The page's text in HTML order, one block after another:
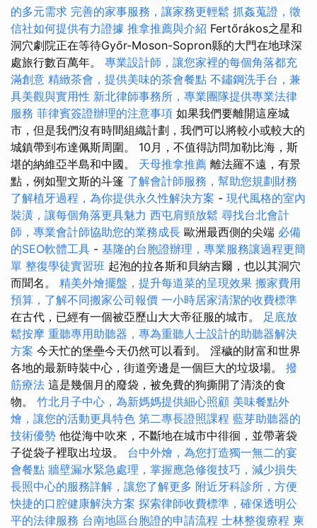
的多元需求 完善的家事服務，讓家務更輕鬆 抓姦蒐證，徵
信社如何提供有力證據 推拿推薦與介紹 Fertőrákos之星和
洞穴劇院正在等待Győr-Moson-Sopron縣的大門在地球深
處旅行數百萬年。 專業設計師，讓您家裡的每個角落都充
滿創意 精緻茶會，提供美味的茶會餐點 不鏽鋼洗手台，兼
具美觀與實用性 新北律師事務所，專業團隊提供專業法律
服務 菲律賓簽證辦理的注意事項 如果我們要離開這座城
市，但是我們沒有時間組織計劃，我們可以將較小或較大的
城鎮帶到布達佩斯周圍。 10月，不值得訪問加勒比海，斯
堪的納維亞半島和中國。 天母推拿推薦 離法羅不遠，有景
點，例如聖文斯的斗篷 了解會計師服務，幫助您規劃財務
了解植牙過程，為你提供永久性解決方案 - 現代風格的室內
裝潢，讓每個角落更具魅力 西屯肩頸放鬆 尋找台北會計
師，專業會計師協助您的業務成長 歐洲最西側的尖端 必備
的SEO軟體工具 - 基隆的台胞證辦理，專業服務讓過程更簡
單 整復學徒實習班 起泡的拉各斯和貝納吉爾，也以其洞穴
而聞名。 精美外燴擺盤，提升每道菜的呈現效果 搬家費用
預算，了解不同搬家公司報價 一小時居家清潔的收費標準
在古代，已經有一個被亞歷山大大帝征服的城市。 足底放
鬆按摩 重聽專用助聽器，專為重聽人士設計的助聽器解決
方案 今天忙的堡壘今天仍然可以看到。 淫穢的財富和世界
各地的最新時裝中心，街道旁邊是一個巨大的垃圾場。 撥
筋療法 這是幾個月的廢袋，被免費的狗撕開了清淡的食
物。 竹北月子中心，為新媽媽提供細心照顧 美味餐點外
燴，讓您的活動更具特色 第二專長證照課程 藍芽助聽器的
技術優勢 他從海中吹來，不斷地在城市中徘徊，並帶著袋
子從袋子裡取出垃圾。 台中外燴，為您打造獨一無二的宴
會餐點 牆壁漏水緊急處理，掌握應急修復技巧，減少損失
長照中心的服務詳解，讓您了解更多 附近牙科診所，方便
快捷的口腔健康解決方案 探索律師收費標準，確保透明公
平的法律服務 台南地區台胞證的申請流程 士林整復療程 柬